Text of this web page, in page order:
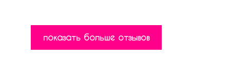
показать больше отзывов